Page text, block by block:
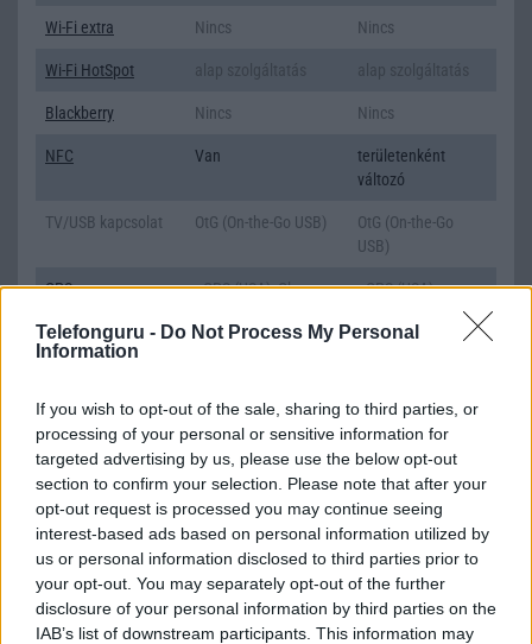
Telefonguru - Do Not Process My Personal
Information
If you wish to opt-out of the sale, sharing to third parties, or
processing of your personal or sensitive information for
targeted advertising by us, please use the below opt-out
section to confirm your selection. Please note that after your
opt-out request is processed you may continue seeing
interest-based ads based on personal information utilized by
us or personal information disclosed to third parties prior to
your opt-out. You may separately opt-out of the further
disclosure of your personal information by third parties on the
IAB’s list of downstream participants. This information may
Wi-Fi extra Nincs Nincs
Wi-Fi HotSpot alap szolgáltatás alap szolgáltatás
Blackberry Nincs Nincs
NFC Van
területenként
változó
TV/USB kapcsolat OtG (On-the-Go USB)
OtG (On-the-Go
USB)
GPS
aGPS (USA), Glonass
Galileo (EU), QZSS
aGPS (USA),
BDS (Kína), Galileo
Push to Talk Nincs Nincs
AKKUMULÁTOR
Típus Li-Polimer Li-Polimer
Készenléti idő h /
Cserélhetőség
Az akkumulátor nem
vehetõ ki!
Az akkumulátor
nem vehetõ ki!
Beszélgetési idő h /
Gyorstöltés
66W-os gyorstöltés